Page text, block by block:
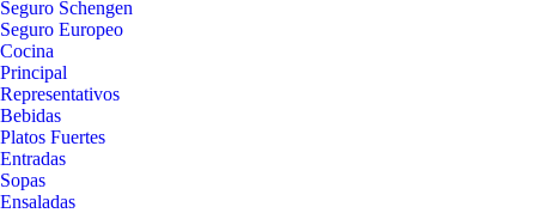
Seguro Schengen
Seguro Europeo
Cocina
Principal
Representativos
Bebidas
Platos Fuertes
Entradas
Sopas
Ensaladas